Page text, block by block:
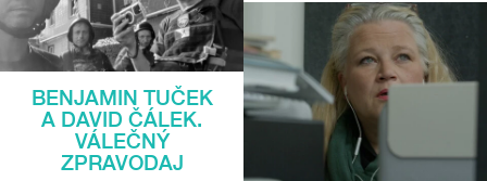
BENJAMIN TUČEK
A DAVID ČÁLEK.
VÁLEČNÝ
ZPRAVODAJ